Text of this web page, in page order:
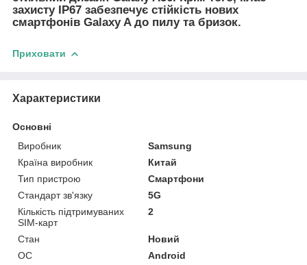
захисту IP67 забезпечує стійкість нових
смартфонів Galaxy A до пилу та бризок.
Приховати
Характеристики
Основні
Виробник
Samsung
Країна виробник
Китай
Тип пристрою
Смартфони
Стандарт зв'язку
5G
Кількість підтримуваних
SIM-карт
2
Стан
Новий
ОС
Android